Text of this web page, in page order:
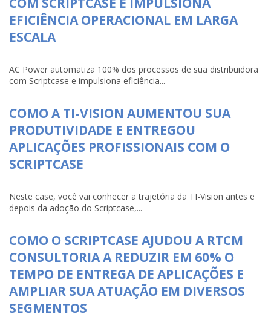
EFICIÊNCIA OPERACIONAL EM LARGA
ESCALA
AC Power automatiza 100% dos processos de sua distribuidora
com Scriptcase e impulsiona eficiência...
COMO A TI-VISION AUMENTOU SUA
PRODUTIVIDADE E ENTREGOU
APLICAÇÕES PROFISSIONAIS COM O
SCRIPTCASE
Neste case, você vai conhecer a trajetória da TI-Vision antes e
depois da adoção do Scriptcase,...
COMO O SCRIPTCASE AJUDOU A RTCM
CONSULTORIA A REDUZIR EM 60% O
TEMPO DE ENTREGA DE APLICAÇÕES E
AMPLIAR SUA ATUAÇÃO EM DIVERSOS
SEGMENTOS